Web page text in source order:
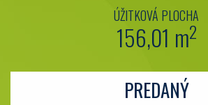
ÚŽITKOVÁ PLOCHA
156,01 m2
PREDANÝ